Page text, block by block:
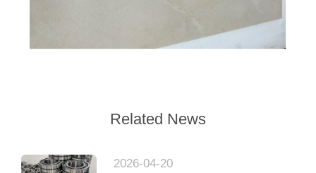
Related News
2026-04-20